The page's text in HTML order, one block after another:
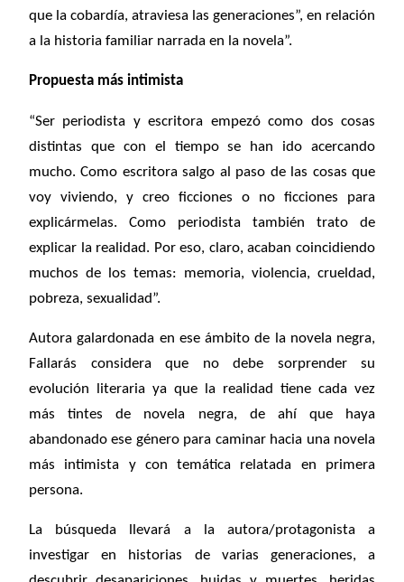
que la cobardía, atraviesa las generaciones”, en relación
a la historia familiar narrada en la novela”.
Propuesta más intimista
“Ser periodista y escritora empezó como dos cosas
distintas que con el tiempo se han ido acercando
mucho. Como escritora salgo al paso de las cosas que
voy viviendo, y creo ficciones o no ficciones para
explicármelas. Como periodista también trato de
explicar la realidad. Por eso, claro, acaban coincidiendo
muchos de los temas: memoria, violencia, crueldad,
pobreza, sexualidad”.
Autora galardonada en ese ámbito de la novela negra,
Fallarás considera que no debe sorprender su
evolución literaria ya que la realidad tiene cada vez
más tintes de novela negra, de ahí que haya
abandonado ese género para caminar hacia una novela
más intimista y con temática relatada en primera
persona.
La búsqueda llevará a la autora/protagonista a
investigar en historias de varias generaciones, a